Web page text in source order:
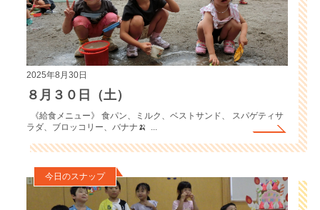
2025年8月30日
８月３０日（土）
《給食メニュー》 食パン、ミルク、ベストサンド、 スパゲティサ
ラダ、ブロッコリー、バナナ🍌 ...
今日のスナップ